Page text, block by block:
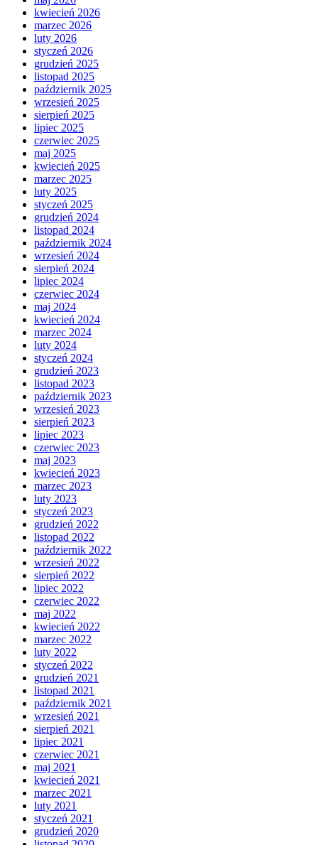
kwiecień 2026
marzec 2026
luty 2026
styczeń 2026
grudzień 2025
listopad 2025
październik 2025
wrzesień 2025
sierpień 2025
lipiec 2025
czerwiec 2025
maj 2025
kwiecień 2025
marzec 2025
luty 2025
styczeń 2025
grudzień 2024
listopad 2024
październik 2024
wrzesień 2024
sierpień 2024
lipiec 2024
czerwiec 2024
maj 2024
kwiecień 2024
marzec 2024
luty 2024
styczeń 2024
grudzień 2023
listopad 2023
październik 2023
wrzesień 2023
sierpień 2023
lipiec 2023
czerwiec 2023
maj 2023
kwiecień 2023
marzec 2023
luty 2023
styczeń 2023
grudzień 2022
listopad 2022
październik 2022
wrzesień 2022
sierpień 2022
lipiec 2022
czerwiec 2022
maj 2022
kwiecień 2022
marzec 2022
luty 2022
styczeń 2022
grudzień 2021
listopad 2021
październik 2021
wrzesień 2021
sierpień 2021
lipiec 2021
czerwiec 2021
maj 2021
kwiecień 2021
marzec 2021
luty 2021
styczeń 2021
grudzień 2020